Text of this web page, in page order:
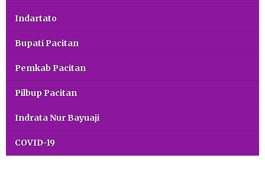
Indartato
Bupati Pacitan
Pemkab Pacitan
Pilbup Pacitan
Indrata Nur Bayuaji
COVID-19